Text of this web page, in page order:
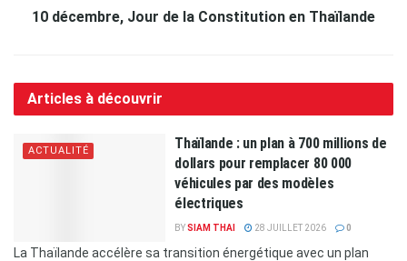
10 décembre, Jour de la Constitution en Thaïlande
Articles à découvrir
ACTUALITÉ
Thaïlande : un plan à 700 millions de
dollars pour remplacer 80 000
véhicules par des modèles
électriques
BYSIAM THAI 28 JUILLET 2026 0
La Thaïlande accélère sa transition énergétique avec un plan